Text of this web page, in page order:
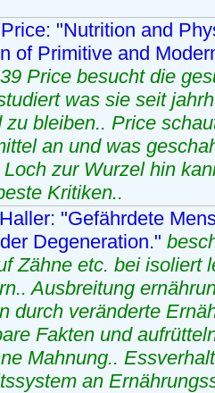
"Nutrition and
of Primitive and
Price besucht die
was sie seit
zu bleiben.. Price
an und was
zur Wurzel hin
Kritiken..
"Gefährdete
Degeneration."
Zähne etc. bei isoliert
Ausbreitung
durch veränderte
Fakten und
Mahnung..
an